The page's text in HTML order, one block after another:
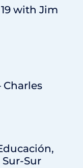
with Jim
Charles
Sur